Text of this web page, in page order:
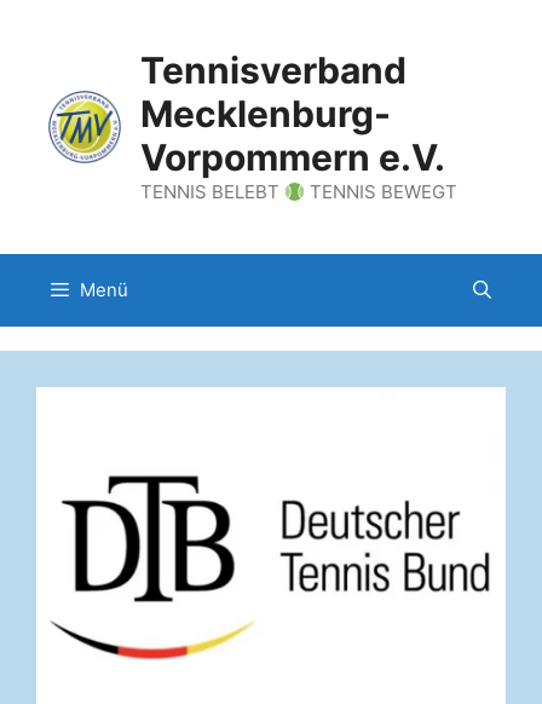
Tennisverband
Mecklenburg-
Vorpommern e.V.
TENNIS BELEBT TENNIS BEWEGT
Menü